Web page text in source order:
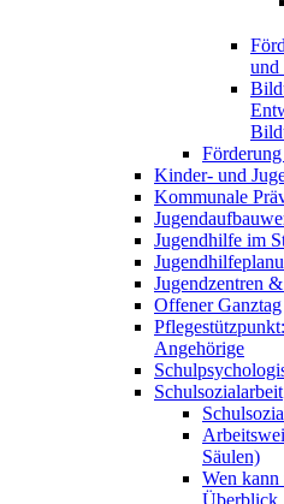
und
Kinder- und
Kommunale
Jugendhilfe im
Jugendzentren
Offener Ganztag
Angehörige
Schulsozialarbeit
Säulen)
Wen kann
Überblick